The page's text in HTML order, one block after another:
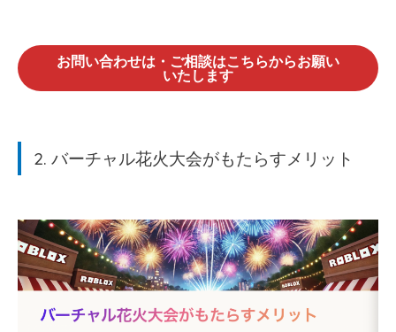
お問い合わせは・ご相談はこちらからお願い
いたします
2. バーチャル花火大会がもたらすメリット